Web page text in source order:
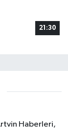
21:30
Haberleri,